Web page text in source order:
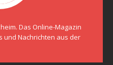
Das Online-Magazin
und Nachrichten aus der